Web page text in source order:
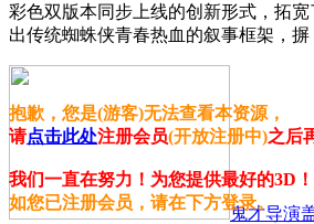
彩色双版本同步上线的创新形式，拓
出传统蜘蛛侠青春热血的叙事框架，摒
鬼才导演
抱歉，您是(游客)无法查看本资源，
请点击此处注册会员(开放注册中)之后
我们一直在努力！为您提供最好的3D！
如您已注册会员，请在下方登录。